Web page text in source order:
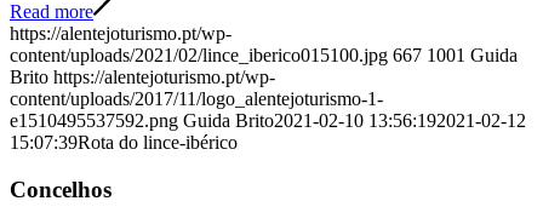
Read more
https://alentejoturismo.pt/wp-
content/uploads/2021/02/lince_iberico015100.jpg 667 1001 Guida
Brito https://alentejoturismo.pt/wp-
content/uploads/2017/11/logo_alentejoturismo-1-
e1510495537592.png Guida Brito2021-02-10 13:56:192021-02-12
15:07:39Rota do lince-ibérico
Concelhos